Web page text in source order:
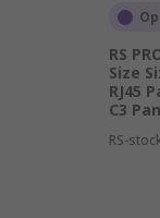
the type of
and
these can be
RS
Size
RJ45
C3
RS-